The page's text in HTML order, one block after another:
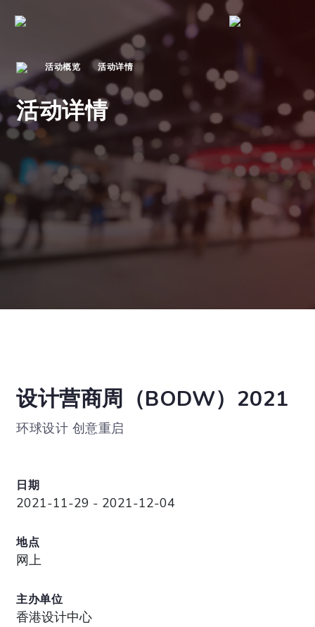
活动概览 活动详情
活动详情
设计营商周（BODW）2021
环球设计 创意重启
日期
2021-11-29 - 2021-12-04
地点
网上
主办单位
香港设计中心